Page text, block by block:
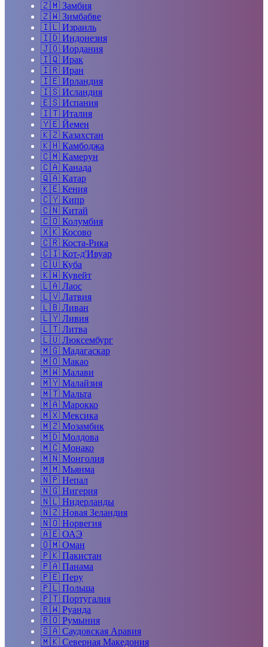
🇿🇲 Замбия
🇿🇼 Зимбабве
🇮🇱 Израиль
🇮🇩 Индонезия
🇯🇴 Иордания
🇮🇶 Ирак
🇮🇷 Иран
🇮🇪 Ирландия
🇮🇸 Исландия
🇪🇸 Испания
🇮🇹 Италия
🇾🇪 Йемен
🇰🇿 Казахстан
🇰🇭 Камбоджа
🇨🇲 Камерун
🇨🇦 Канада
🇶🇦 Катар
🇰🇪 Кения
🇨🇾 Кипр
🇨🇳 Китай
🇨🇴 Колумбия
🇽🇰 Косово
🇨🇷 Коста-Рика
🇨🇮 Кот-д'Ивуар
🇨🇺 Куба
🇰🇼 Кувейт
🇱🇦 Лаос
🇱🇻 Латвия
🇱🇧 Ливан
🇱🇾 Ливия
🇱🇹 Литва
🇱🇺 Люксембург
🇲🇬 Мадагаскар
🇲🇴 Макао
🇲🇼 Малави
🇲🇾 Малайзия
🇲🇹 Мальта
🇲🇦 Марокко
🇲🇽 Мексика
🇲🇿 Мозамбик
🇲🇩 Молдова
🇲🇨 Монако
🇲🇳 Монголия
🇲🇲 Мьянма
🇳🇵 Непал
🇳🇬 Нигерия
🇳🇱 Нидерланды
🇳🇿 Новая Зеландия
🇳🇴 Норвегия
🇦🇪 ОАЭ
🇴🇲 Оман
🇵🇰 Пакистан
🇵🇦 Панама
🇵🇪 Перу
🇵🇱 Польша
🇵🇹 Португалия
🇷🇼 Руанда
🇷🇴 Румыния
🇸🇦 Саудовская Аравия
🇲🇰 Северная Македония